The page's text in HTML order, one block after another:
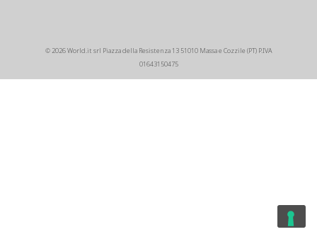
© 2026 World.it srl Piazza della Resistenza 13 51010 Massa e Cozzile (PT) P.IVA
01643150475